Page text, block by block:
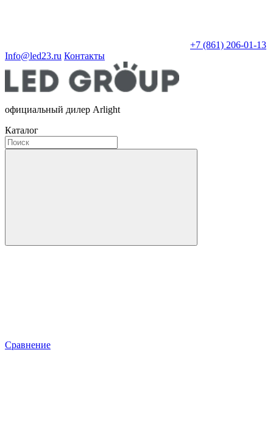
+7 (861) 206-01-13
Info@led23.ru Контакты
официальный дилер Arlight
Каталог
Сравнение